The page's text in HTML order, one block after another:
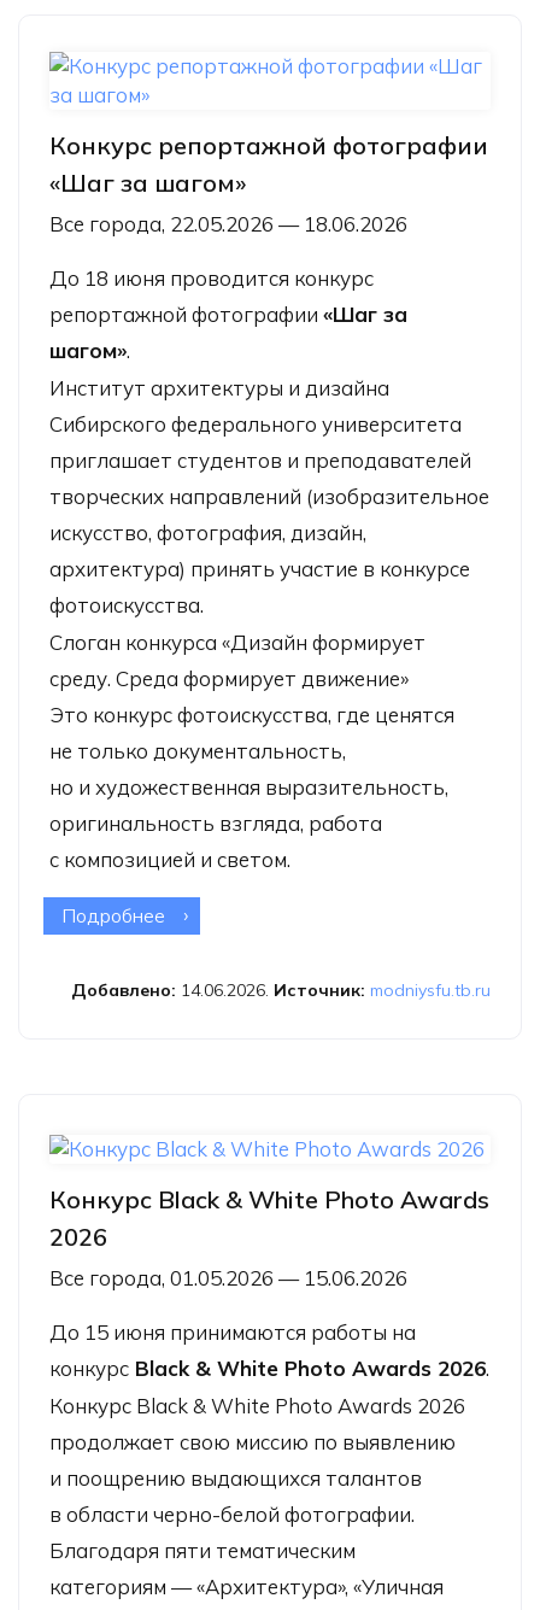
Конкурс репортажной фотографии
«Шаг за шагом»
Все города, 22.05.2026 — 18.06.2026
До 18 июня проводится конкурс
репортажной фотографии «Шаг за
шагом».
Институт архитектуры и дизайна
Сибирского федерального университета
приглашает студентов и преподавателей
творческих направлений (изобразительное
искусство, фотография, дизайн,
архитектура) принять участие в конкурсе
фотоискусства.
Слоган конкурса «Дизайн формирует
среду. Среда формирует движение»
Это конкурс фотоискусства, где ценятся
не только документальность,
но и художественная выразительность,
оригинальность взгляда, работа
с композицией и светом.
Подробнее о Конкурс репортажной фотографии
Добавлено: 14.06.2026. Источник: modniysfu.tb.ru
Конкурс Black & White Photo Awards
2026
Все города, 01.05.2026 — 15.06.2026
До 15 июня принимаются работы на
конкурс Black & White Photo Awards 2026.
Конкурс Black & White Photo Awards 2026
продолжает свою миссию по выявлению
и поощрению выдающихся талантов
в области черно-белой фотографии.
Благодаря пяти тематическим
категориям — «Архитектура», «Уличная